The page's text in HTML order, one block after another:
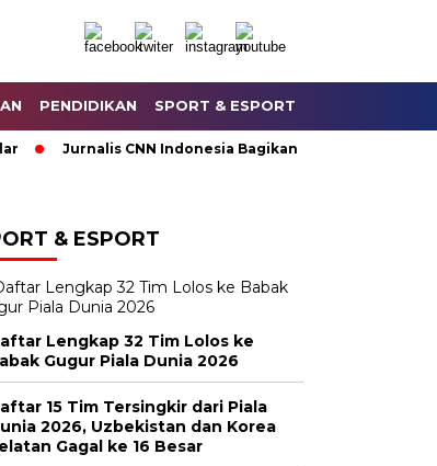
PENDIDIKAN SPORT & ESPORT
Jurnalis CNN Indonesia Bagikan Keseruan Saat Liputan
& ESPORT
Lengkap 32 Tim Lolos ke
Gugur Piala Dunia 2026
15 Tim Tersingkir dari Piala
2026, Uzbekistan dan Korea
Gagal ke 16 Besar